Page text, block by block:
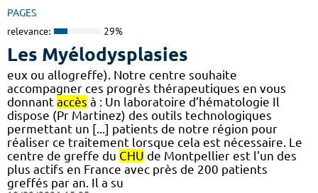
PAGES
relevance: 29%
Les Myélodysplasies
eux ou allogreffe). Notre centre souhaite
accompagner ces progrès thérapeutiques en vous
donnant accès à : Un laboratoire d’hématologie Il
dispose (Pr Martinez) des outils technologiques
permettant un [...] patients de notre région pour
réaliser ce traitement lorsque cela est nécessaire. Le
centre de greffe du CHU de Montpellier est l'un des
plus actifs en France avec près de 200 patients
greffés par an. Il a su